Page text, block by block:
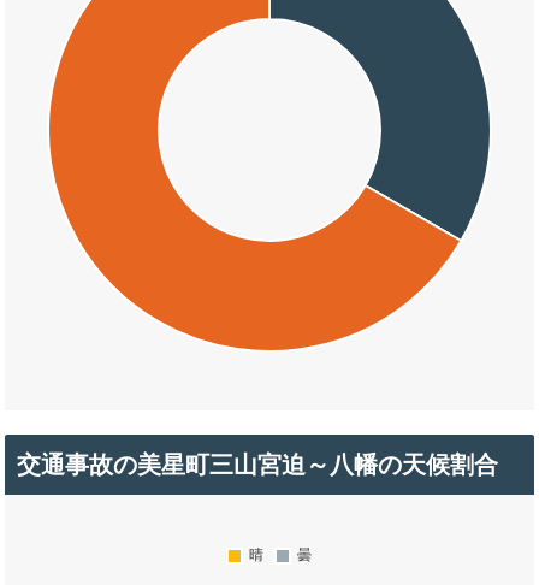
交通事故の美星町三山宮迫～八幡の天候割合